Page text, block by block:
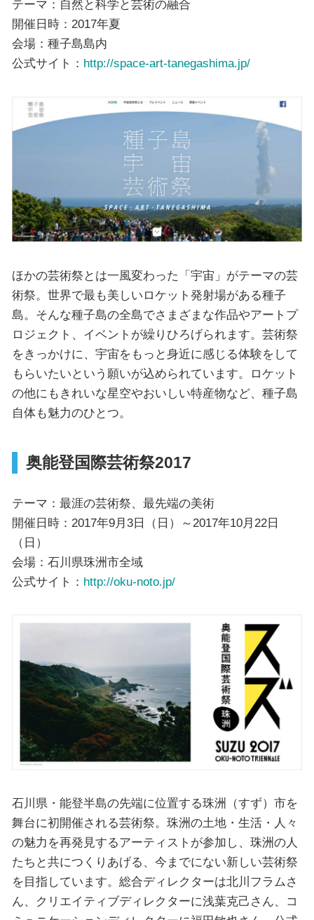
テーマ：自然と科学と芸術の融合
開催日時：2017年夏
会場：種子島島内
公式サイト： http://space-art-tanegashima.jp/
ほかの芸術祭とは一風変わった「宇宙」がテーマの芸
術祭。世界で最も美しいロケット発射場がある種子
島。そんな種子島の全島でさまざまな作品やアートプ
ロジェクト、イベントが繰りひろげられます。芸術祭
をきっかけに、宇宙をもっと身近に感じる体験をして
もらいたいという願いが込められています。ロケット
の他にもきれいな星空やおいしい特産物など、種子島
自体も魅力のひとつ。
奥能登国際芸術祭2017
テーマ：最涯の芸術祭、最先端の美術
開催日時：2017年9月3日（日）～2017年10月22日
（日）
会場：石川県珠洲市全域
公式サイト： http://oku-noto.jp/
石川県・能登半島の先端に位置する珠洲（すず）市を
舞台に初開催される芸術祭。珠洲の土地・生活・人々
の魅力を再発見するアーティストが参加し、珠洲の人
たちと共につくりあげる、今までにない新しい芸術祭
を目指しています。総合ディレクターは北川フラムさ
ん、クリエイティブディレクターに浅葉克己さん、コ